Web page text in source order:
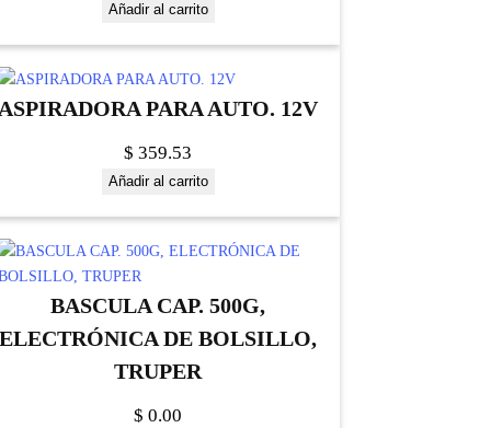
Añadir al carrito
PARA AUTO. 12V
$ 359.53
Añadir al carrito
BASCULA CAP. 500G,
ELECTRÓNICA DE BOLSILLO,
TRUPER
$ 0.00